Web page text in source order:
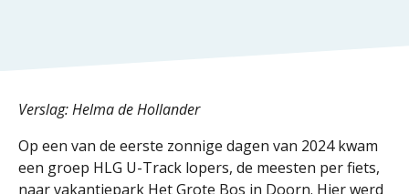
Verslag: Helma de Hollander
Op een van de eerste zonnige dagen van 2024 kwam
een groep HLG U-Track lopers, de meesten per fiets,
naar vakantiepark Het Grote Bos in Doorn. Hier werd